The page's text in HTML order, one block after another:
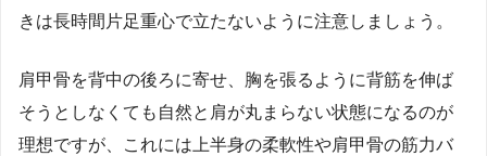
きは長時間片足重心で立たないように注意しましょう。
肩甲骨を背中の後ろに寄せ、胸を張るように背筋を伸ば
そうとしなくても自然と肩が丸まらない状態になるのが
理想ですが、これには上半身の柔軟性や肩甲骨の筋力バ